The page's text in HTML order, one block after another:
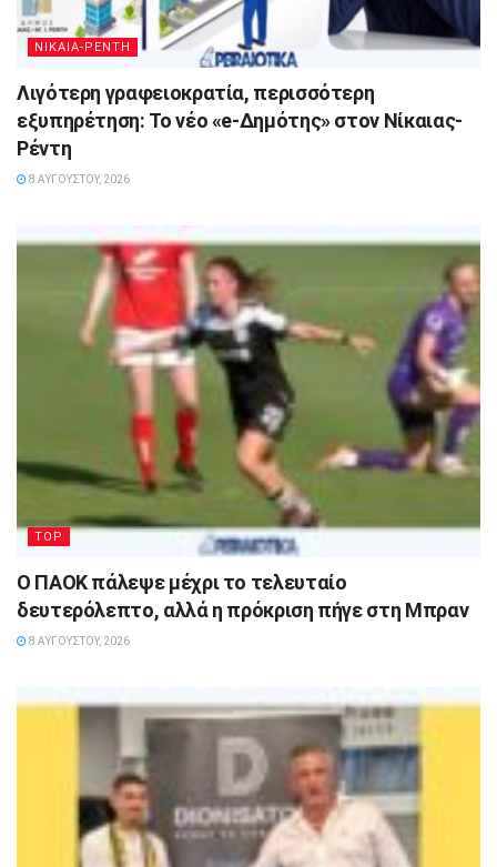
ΝΙΚΑΙΑ-ΡΕΝΤΗ
Λιγότερη γραφειοκρατία, περισσότερη
εξυπηρέτηση: Το νέο «e-Δημότης» στον Νίκαιας-
Ρέντη
8 ΑΥΓΟΎΣΤΟΥ, 2026
TOP
Ο ΠΑΟΚ πάλεψε μέχρι το τελευταίο
δευτερόλεπτο, αλλά η πρόκριση πήγε στη Μπραν
8 ΑΥΓΟΎΣΤΟΥ, 2026